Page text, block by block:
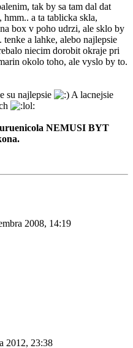
tak by sa tam dal dat
hmm.. a ta tablicka skla,
box v poho udrzi, ale sklo by
a lahke, alebo najlepsie
niecim dorobit okraje pri
okolo toho, ale vyslo by to.
su najlepsie
A lacnejsie
NEMUSI BYT
2008, 14:19
2012, 23:38